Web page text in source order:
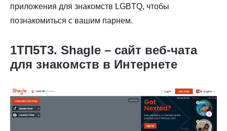
приложения для знакомств LGBTQ, чтобы
познакомиться с вашим парнем.
1ТП5Т3. Shagle – сайт веб-чата
для знакомств в Интернете